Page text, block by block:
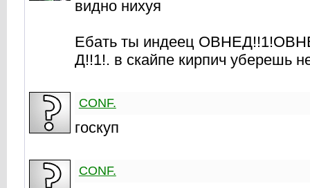
видно нихуя
Ебать ты индеец
Д!!1!. в скайпе кирпич уберешь
CONF.
госкуп
CONF.